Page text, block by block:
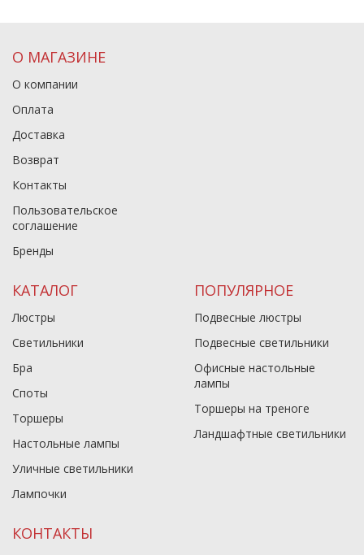
О МАГАЗИНЕ
О компании
Оплата
Доставка
Возврат
Контакты
Пользовательское
соглашение
Бренды
КАТАЛОГ
Люстры
Светильники
Бра
Споты
Торшеры
Настольные лампы
Уличные светильники
Лампочки
ПОПУЛЯРНОЕ
Подвесные люстры
Подвесные светильники
Офисные настольные
лампы
Торшеры на треноге
Ландшафтные светильники
КОНТАКТЫ